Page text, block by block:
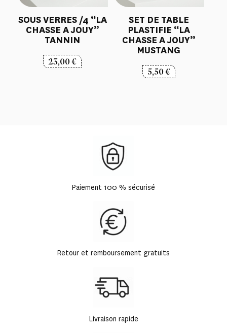
SOUS VERRES /4 “LA
CHASSE A JOUY”
TANNIN
23,00€
SET DE TABLE
PLASTIFIE “LA
CHASSE A JOUY”
MUSTANG
5,50€
Paiement 100 % sécurisé
Retour et remboursement gratuits
Livraison rapide